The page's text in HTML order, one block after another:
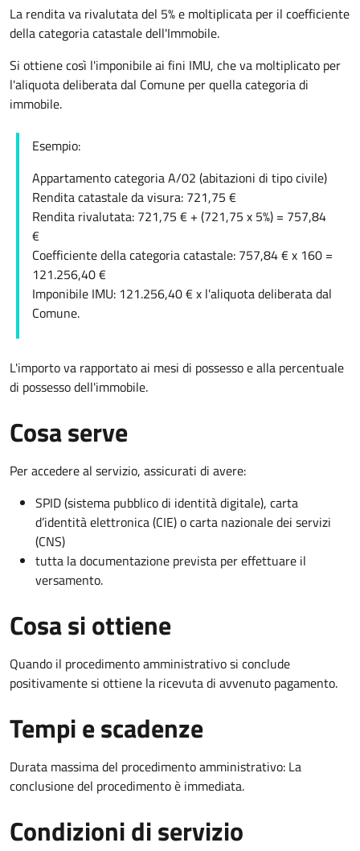
La rendita va rivalutata del 5% e moltiplicata per il coefficiente
della categoria catastale dell'Immobile.
Si ottiene così l'imponibile ai fini IMU, che va moltiplicato per
l'aliquota deliberata dal Comune per quella categoria di
immobile.
Esempio:
Appartamento categoria A/02 (abitazioni di tipo civile)
Rendita catastale da visura: 721,75 €
Rendita rivalutata: 721,75 € + (721,75 x 5%) = 757,84
€
Coefficiente della categoria catastale: 757,84 € x 160 =
121.256,40 €
Imponibile IMU: 121.256,40 € x l'aliquota deliberata dal
Comune.
L'importo va rapportato ai mesi di possesso e alla percentuale
di possesso dell'immobile.
Cosa serve
Per accedere al servizio, assicurati di avere:
SPID (sistema pubblico di identità digitale), carta
d’identità elettronica (CIE) o carta nazionale dei servizi
(CNS)
tutta la documentazione prevista per effettuare il
versamento.
Cosa si ottiene
Quando il procedimento amministrativo si conclude
positivamente si ottiene la ricevuta di avvenuto pagamento.
Tempi e scadenze
Durata massima del procedimento amministrativo: La
conclusione del procedimento è immediata.
Condizioni di servizio